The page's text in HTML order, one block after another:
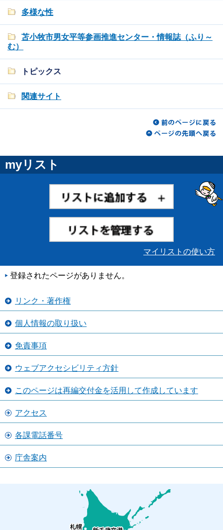
多様な性
苫小牧市男女平等参画推進センター・情報誌（ふり～
む）
トピックス
関連サイト
myリスト
マイリストの使い方
登録されたページがありません。
リンク・著作権
個人情報の取り扱い
免責事項
ウェブアクセシビリティ方針
このページは再編交付金を活用して作成しています
アクセス
各課電話番号
庁舎案内